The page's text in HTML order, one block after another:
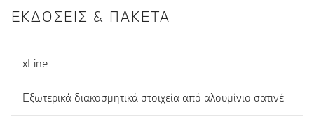
ΕΚΔΌΣΕΙΣ & ΠΑΚΈΤΑ
xLine
Εξωτερικά διακοσμητικά στοιχεία από αλουμίνιο σατινέ